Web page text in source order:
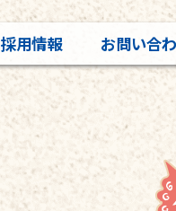
採用情報 お問い合